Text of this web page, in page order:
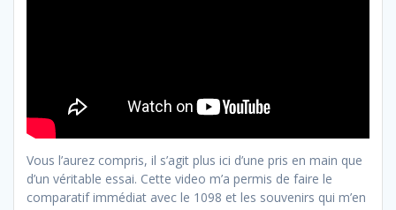
Vous l’aurez compris, il s’agit plus ici d’une pris en main que
d’un véritable essai. Cette video m’a permis de faire le
comparatif immédiat avec le 1098 et les souvenirs qui m’en